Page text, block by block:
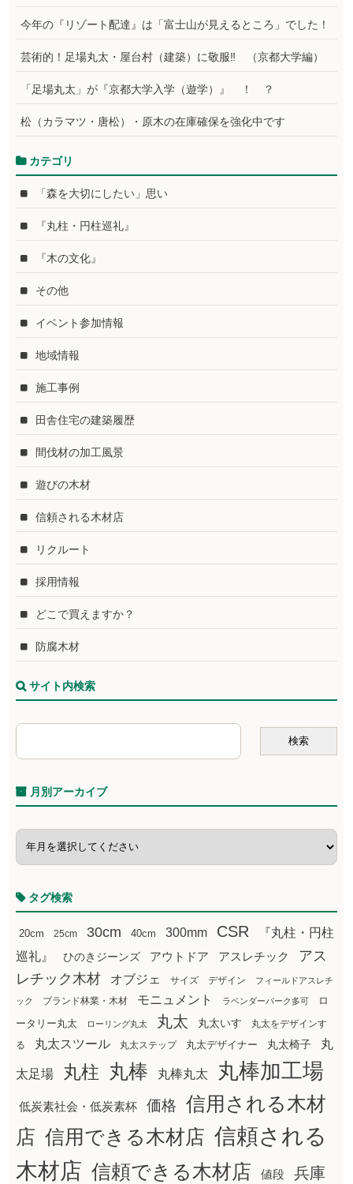
今年の『リゾート配達』は「富士山が見えるところ」でした！
芸術的！足場丸太・屋台村（建築）に敬服‼ （京都大学編）
「足場丸太」が『京都大学入学（遊学）』 ！ ？
松（カラマツ・唐松）・原木の在庫確保を強化中です
カテゴリ
「森を大切にしたい」思い
『丸柱・円柱巡礼』
『木の文化』
その他
イベント参加情報
地域情報
施工事例
田舎住宅の建築履歴
間伐材の加工風景
遊びの木材
信頼される木材店
リクルート
採用情報
どこで買えますか？
防腐木材
サイト内検索
月別アーカイブ
タグ検索
20cm 25cm 30cm 40cm 300mm CSR
『丸柱・円柱
巡礼』
ひのきジーンズ アウトドア アスレチック
アス
レチック木材
オブジェ サイズ デザイン フィールドアスレチ
ック ブランド林業・木材 モニュメント ラベンダーパーク多可
ロ
ータリー丸太
ローリング丸太 丸太 丸太いす
丸太をデザインす
る
丸太スツール 丸太ステップ 丸太デザイナー 丸太椅子 丸
太足場 丸柱 丸棒 丸棒丸太 丸棒加工場
低炭素社会・低炭素杯 価格
信用される木材
店 信用できる木材店 信頼される
木材店 信頼できる木材店 値段
兵庫